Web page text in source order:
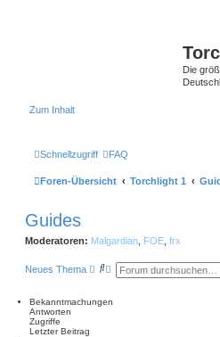
Die
Zum Inhalt
Schnellzugriff FAQ
Foren-Übersicht Torchlight 1
Guides
Moderatoren: Malgardian FOE frx
Neues Thema
S
h
E
e
Bekanntmachungen
Antworten
Zugriffe
Letzter Beitrag